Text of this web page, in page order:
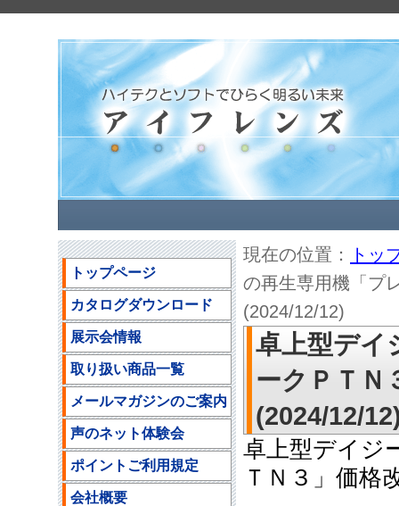
現在の位置：
トッ
の再生専用機「プ
(2024/12/12)
卓上型デイ
ークＰＴＮ
(2024/12/
卓上型デイジ
ＴＮ３」価格
トップページ
カタログダウンロード
展示会情報
取り扱い商品一覧
メールマガジンのご案内
声のネット体験会
ポイントご利用規定
会社概要